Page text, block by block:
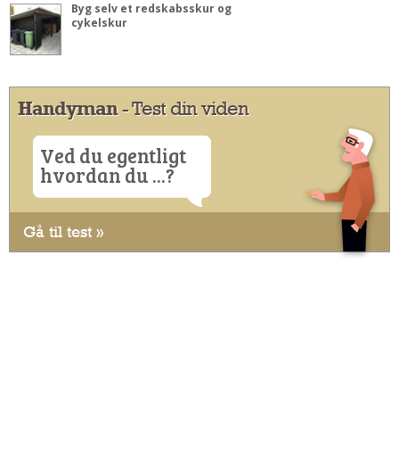
Byg selv et redskabsskur og
cykelskur
Handyman- Test din viden
Ved du egentligt
hvordan du ...?
Gå til test »